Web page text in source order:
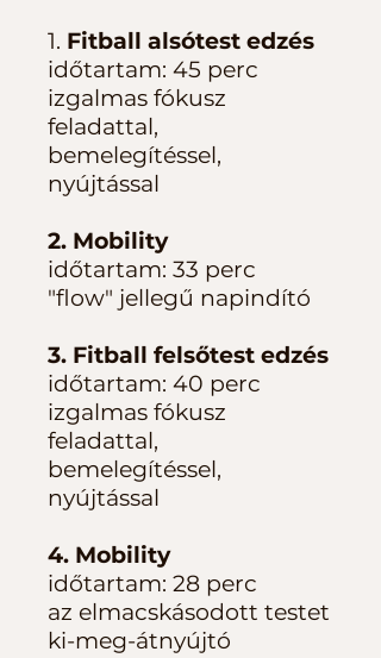
1. Fitball alsótest edzés
időtartam: 45 perc
izgalmas fókusz
feladattal,
bemelegítéssel,
nyújtással
2. Mobility
időtartam: 33 perc
"flow" jellegű napindító
3. Fitball felsőtest edzés
időtartam: 40 perc
izgalmas fókusz
feladattal,
bemelegítéssel,
nyújtással
4. Mobility
időtartam: 28 perc
az elmacskásodott testet
ki-meg-átnyújtó